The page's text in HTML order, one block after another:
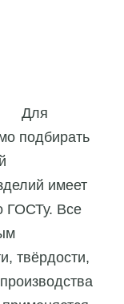
Для
подбирать
имеет
ГОСТу. Все
твёрдости,